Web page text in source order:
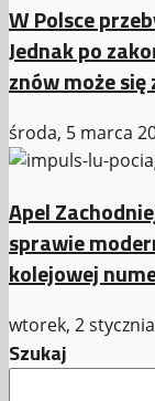
W Polsce
Jednak po
znów może się
środa, 5 marca
Apel
sprawie
kolejowej
wtorek, 2
Szukaj